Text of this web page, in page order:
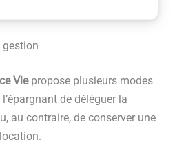
gestion
Viepropose plusieurs modes
de déléguer la
au contraire, de conserver une